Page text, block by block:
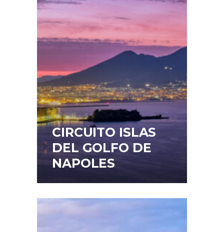
CIRCUITO ISLAS
DEL GOLFO DE
NAPOLES